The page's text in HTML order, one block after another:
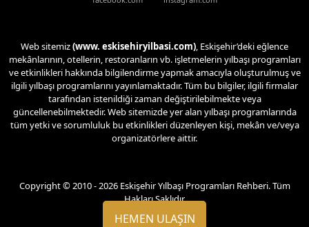
HEMEN ULAŞIN
Web sitemiz(www. eskisehiryilbasi.com), Eskişehir’deki eğlence
mekânlarının, otellerin, restoranların vb. işletmelerin yılbaşı programları
ve etkinlikleri hakkında bilgilendirme yapmak amacıyla oluşturulmuş ve
ilgili yılbaşı programlarını yayınlamaktadır. Tüm bu bilgiler, ilgili firmalar
tarafından istenildiği zaman değiştirilebilmekte veya
güncellenebilmektedir. Web sitemizde yer alan yılbaşı programlarında
tüm yetki ve sorumluluk bu etkinlikleri düzenleyen kişi, mekân ve/veya
organizatörlere aittir.
Copyright © 2010 - 2026 Eskişehir Yılbaşı Programları Rehberi. Tüm
Hakları Saklıdır.